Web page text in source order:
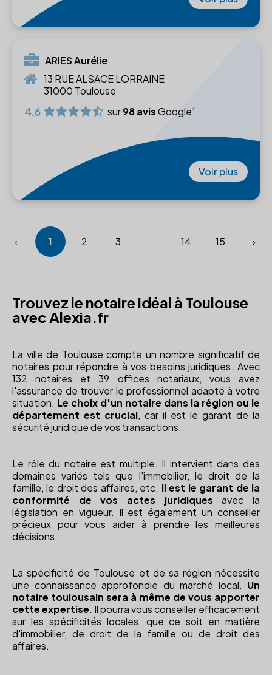
ARIES Aurélie
13 RUE ALSACE LORRAINE
31000 Toulouse
4.6 sur98 avisGoogle
Voir plus
‹ 1 2 3 ... 14 15 ›
Trouvez le notaire idéal à Toulouse
avec Alexia.fr
La ville de Toulouse compte un nombre significatif de
notaires pour répondre à vos besoins juridiques. Avec
132 notaires et 39 offices notariaux, vous avez
l'assurance de trouver le professionnel adapté à votre
situation. Le choix d'un notaire dans la région ou le
département est crucial, car il est le garant de la
sécurité juridique de vos transactions.
Le rôle du notaire est multiple. Il intervient dans des
domaines variés tels que l'immobilier, le droit de la
famille, le droit des affaires, etc. Il est le garant de la
conformité de vos actes juridiques avec la
législation en vigueur. Il est également un conseiller
précieux pour vous aider à prendre les meilleures
décisions.
La spécificité de Toulouse et de sa région nécessite
une connaissance approfondie du marché local. Un
notaire toulousain sera à même de vous apporter
cette expertise. Il pourra vous conseiller efficacement
sur les spécificités locales, que ce soit en matière
d'immobilier, de droit de la famille ou de droit des
affaires.